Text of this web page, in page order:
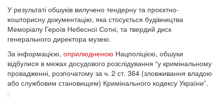
У результаті обшуків вилучено тендерну та проєктно-
кошторисну документацію, яка стосується будівництва
Меморіалу Героїв Небесної Сотні, та твердий диск
генерального директора музею.
За інформацією, оприлюдненою Нацполіцією, обшуки
відбулися в межах досудового розслідування “у кримінальному
провадженні, розпочатому за ч. 2 ст. 364 (зловживання владою
або службовим становищем) Кримінального кодексу України”.